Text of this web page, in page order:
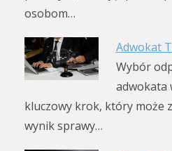
osobom…
Adwokat
Wybór
adwokata
kluczowy krok, który może
wynik sprawy…